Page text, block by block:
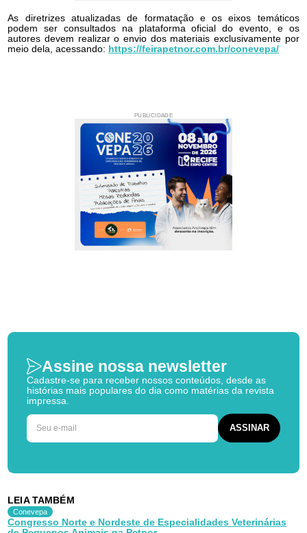
As diretrizes atualizadas de formatação e os eixos temáticos
podem ser consultados na plataforma oficial do evento, e os
autores devem realizar o envio dos materiais exclusivamente por
meio dela, acessando: https://feirapetnor.com.br/conevepa/
PUBLICIDADE
Assine nossa newsletter
Cadastre-se para receber nossos conteúdos, desde as
histórias mais populares do dia como matérias da revista
impressa.
LEIA TAMBÉM
Conevepa
Congresso Norte e Nordeste de Especialidades Veterinárias